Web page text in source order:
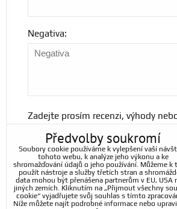
Negativa:
Zadejte prosím recenzi, výhody
*(Povinné)
Předvolby soukromí
Soubory cookie používáme k vylepšení vaší
tohoto webu, k analýze jeho výkonu a ke
shromažďování údajů o jeho používání. Můžeme k
použít nástroje a služby třetích stran a
data mohou být přenášena partnerům v EU, USA
jiných zemích. Kliknutím na „Přijmout všechny
cookie“ vyjadřujete svůj souhlas s tímto
Níže můžete najít podrobné informace nebo